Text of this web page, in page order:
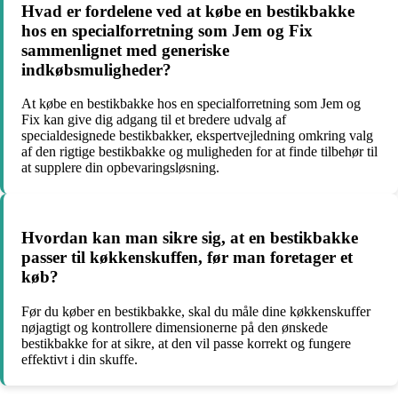
Hvad er fordelene ved at købe en bestikbakke
hos en specialforretning som Jem og Fix
sammenlignet med generiske
indkøbsmuligheder?
At købe en bestikbakke hos en specialforretning som Jem og
Fix kan give dig adgang til et bredere udvalg af
specialdesignede bestikbakker, ekspertvejledning omkring valg
af den rigtige bestikbakke og muligheden for at finde tilbehør til
at supplere din opbevaringsløsning.
Hvordan kan man sikre sig, at en bestikbakke
passer til køkkenskuffen, før man foretager et
køb?
Før du køber en bestikbakke, skal du måle dine køkkenskuffer
nøjagtigt og kontrollere dimensionerne på den ønskede
bestikbakke for at sikre, at den vil passe korrekt og fungere
effektivt i din skuffe.